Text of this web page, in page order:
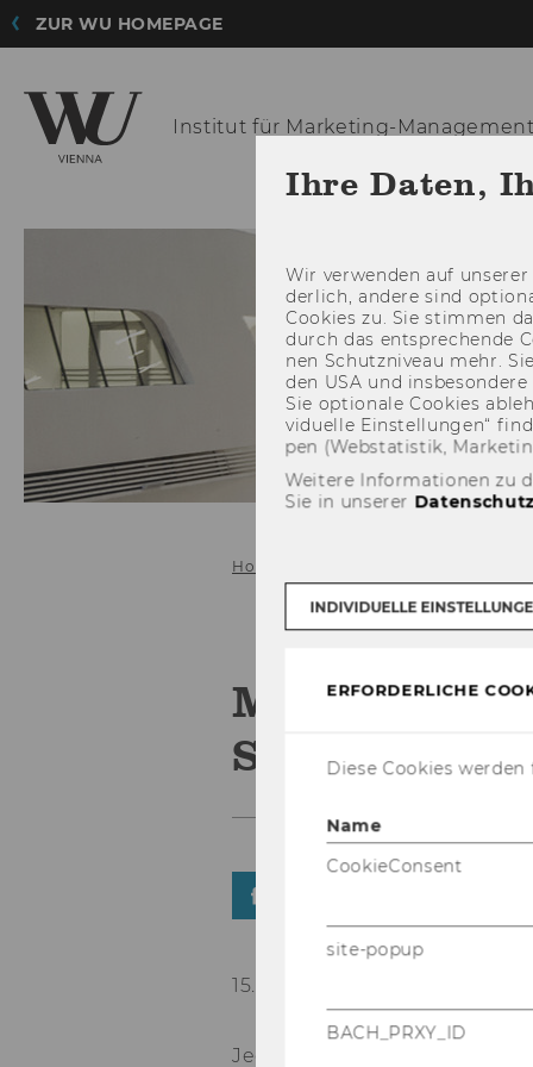
ZUR WU HOMEPAGE
Institut für Marketing-Management
Home
Martin
Senior
15. November 2021
Jedes Jahr wer­den am
Ihre Daten,
Wir ver­wen­den auf
der­lich, an­de­re sind
Coo­kies zu. Sie stim­men
durch das ent­spre­chen­de
nen Schutz­ni­veau mehr.
den USA und
Sie op­tio­na­le Coo­kies
vi­du­el­le Ein­stel­lun­gen“
pen (Web­sta­tis­tik,
Weitere Informationen zu
Sie in unserer
INDIVIDUELLE
ERFORDERLICHE
Diese Cookies
Name
CookieConsent
site-popup
BACH_PRXY_ID